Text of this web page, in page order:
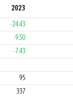
2023
-24.43
-9.50
-7.43
1
95
337